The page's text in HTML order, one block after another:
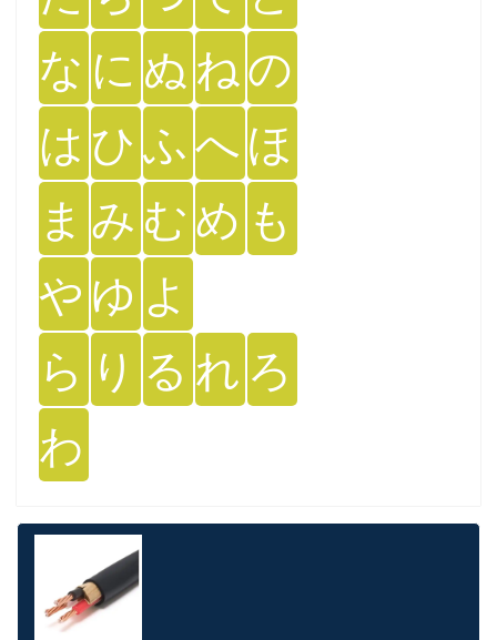
な に ぬ ねの
は ひふへほ
ま み むめ も
や ゆ よ
ら り る れ ろ
わ